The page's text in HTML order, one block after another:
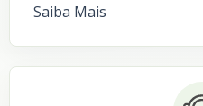
Saiba Mais